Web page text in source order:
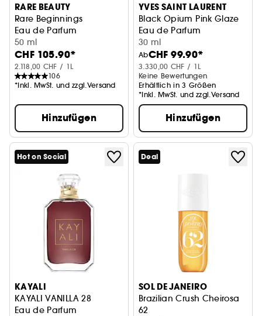
RARE BEAUTY
Rare Beginnings
Eau de Parfum
50 ml
CHF 105.90*
2.118,00 CHF / 1L
106
*Inkl. MwSt. und zzgl.Versand
Hinzufügen
YVES SAINT LAURENT
Black Opium Pink Glaze
Eau de Parfum
30 ml
AbCHF 99.90*
3.330,00 CHF / 1L
Keine Bewertungen
Erhältlich in 3 Größen
*Inkl. MwSt. und zzgl.Versand
Hinzufügen
Hot on Social
KAYALI
KAYALI VANILLA 28
Eau de Parfum
Deal
SOL DE JANEIRO
Brazilian Crush Cheirosa
62